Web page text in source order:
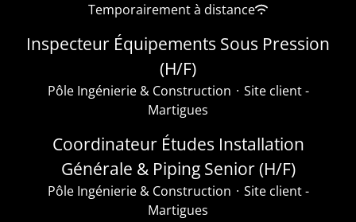
Temporairement à distance
Inspecteur Équipements Sous Pression
(H/F)
Pôle Ingénierie & Construction · Site client -
Martigues
Coordinateur Études Installation
Générale & Piping Senior (H/F)
Pôle Ingénierie & Construction · Site client -
Martigues